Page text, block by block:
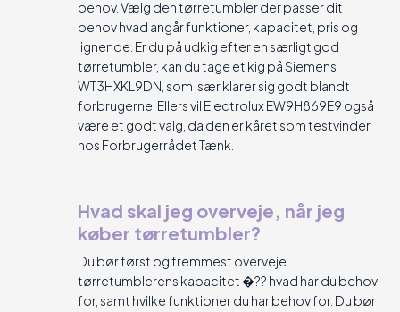
behov. Vælg den tørretumbler der passer dit
behov hvad angår funktioner, kapacitet, pris og
lignende. Er du på udkig efter en særligt god
tørretumbler, kan du tage et kig på Siemens
WT3HXKL9DN, som især klarer sig godt blandt
forbrugerne. Ellers vil Electrolux EW9H869E9 også
være et godt valg, da den er kåret som testvinder
hos Forbrugerrådet Tænk.
Hvad skal jeg overveje, når jeg
køber tørretumbler?
Du bør først og fremmest overveje
tørretumblerens kapacitet �?? hvad har du behov
for, samt hvilke funktioner du har behov for. Du bør